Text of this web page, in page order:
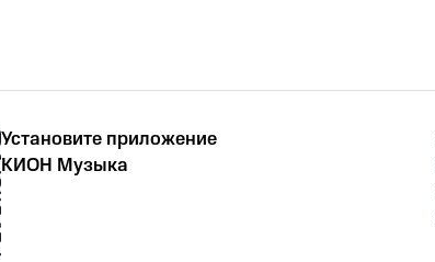
Установите приложение
КИОН Музыка